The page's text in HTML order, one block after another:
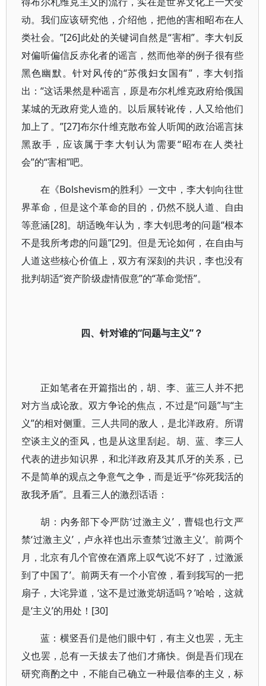
动。我们应该研究他，介绍他，把他的害相昭布在人
类社会。”[26]此处的关键词自然是“害相”。李大钊反
对偏听偏信反赤化者的谣言，然而他举的例子很有些
黑色幽默。针对风传的“苏俄妇女国有”，李大钊指
出：“这话果然是种谣言，原是布尔札维克政府给俄国
某城的无政府党人造的。以后展转讹传，人又给他们
加上了。”[27]布尔什维克散布耸人听闻的政治谣言抹
黑敌手，应该属于李大钊认为需要“昭布在人类社
会”的“害相”吧。
在《Bolshevism的胜利》一文中，李大钊向往世
界革命，但是这个革命的目的，仍然不脱人道、自由
等意涵[28]。胡适晚年认为，李大钊思考的问题“根本
不是我所考虑的问题”[29]。但是无论如何，在自由与
人道这些核心价值上，双方有深刻的共识，李也没有
批判胡适“资产阶级虚情假意”的“革命觉悟”。
四、针对谁的“问题与主义”？
正如笔者在开篇指出的，胡、李、蓝三人并不把
对方当成论敌。双方争论的焦点，不过是“问题”与“主
义”的相对侧重。三人共同的敌人，是北洋政府。所谓
空谈主义的歪风，也是从这里刮起。胡、蓝、李三人
代表的进步知识界，和北洋政府及其爪牙的关系，已
不是简单的观点之争意气之争，而是近乎“你死我活的
敌我矛盾”。且看三人的激烈话语：
胡：内务部下令严防‘过激主义’，曹锟也行文严
禁‘过激主义’，卢永祥也出示查禁‘过激主义’。前两个
月，北京有几个官僚在酒席上叹气说‘不好了，过激派
到了中国了’。前两天有一个小官僚，看到我写的一把
扇子，大诧异道，‘这不是过激党胡适吗？’哈哈，这就
是‘主义’的用处！[30]
蓝：横竖吾们是他们眼中钉，有主义也罢，无主
义也罢，总有一天拔去了他们才痛快。倒是吾们现在
研究商酌之中，不能自己确立一种最信奉的主义，标